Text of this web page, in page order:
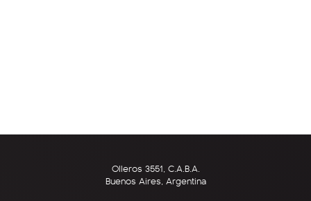
Olleros 3551, C.A.B.A.
Buenos Aires, Argentina